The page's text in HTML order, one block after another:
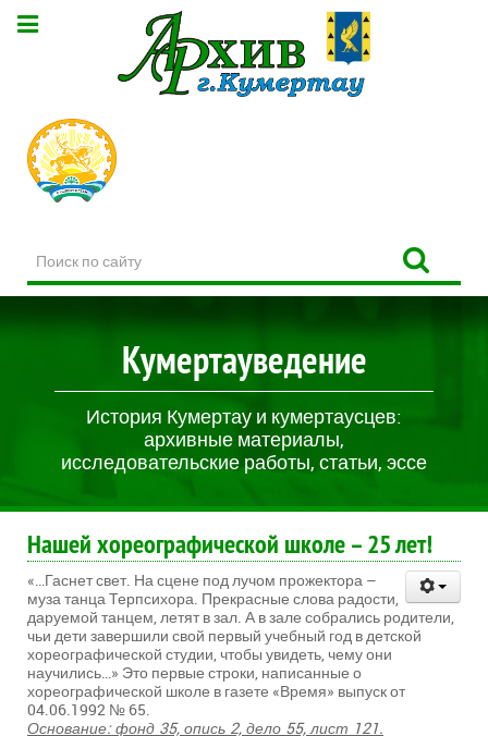
по
сайту
Кумертауведение
История Кумертау и кумертаусцев:
архивные материалы,
исследовательские работы, статьи, эссе
Нашей хореографической школе – 25 лет!
«…Гаснет свет. На сцене под лучом прожектора –
муза танца Терпсихора. Прекрасные слова радости,
даруемой танцем, летят в зал. А в зале собрались родители,
чьи дети завершили свой первый учебный год в детской
хореографической студии, чтобы увидеть, чему они
научились…» Это первые строки, написанные о
хореографической школе в газете «Время» выпуск от
04.06.1992 № 65.
Основание: фонд 35, опись 2, дело 55, лист 121.